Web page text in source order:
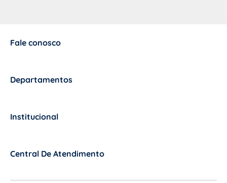
Fale conosco
Departamentos
Institucional
Central De Atendimento